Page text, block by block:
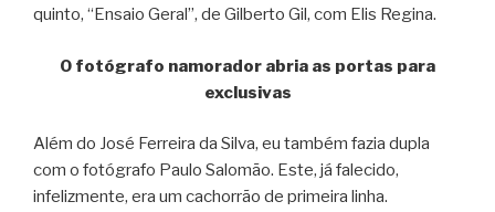
quinto, “Ensaio Geral”, de Gilberto Gil, com Elis Regina.
O fotógrafo namorador abria as portas para
exclusivas
Além do José Ferreira da Silva, eu também fazia dupla
com o fotógrafo Paulo Salomão. Este, já falecido,
infelizmente, era um cachorrão de primeira linha.